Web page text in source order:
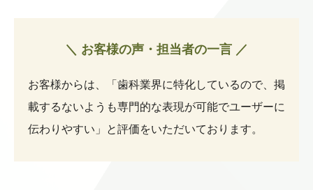
＼ お客様の声・担当者の一言 ／
お客様からは、「歯科業界に特化しているので、掲
載するないようも専門的な表現が可能でユーザーに
伝わりやすい」と評価をいただいております。